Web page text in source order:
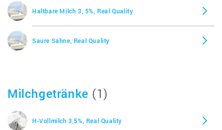
Haltbare Milch 3, 5%, Real Quality
Saure Sahne, Real Quality
Milchgetränke (1)
H-Vollmilch 3,5%, Real Quality